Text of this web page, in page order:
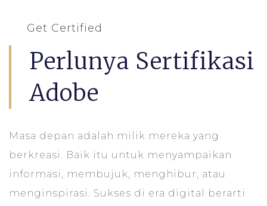
Get Certified
Perlunya Sertifikasi
Adobe
Masa depan adalah milik mereka yang
berkreasi. Baik itu untuk menyampaikan
informasi, membujuk, menghibur, atau
menginspirasi. Sukses di era digital berarti